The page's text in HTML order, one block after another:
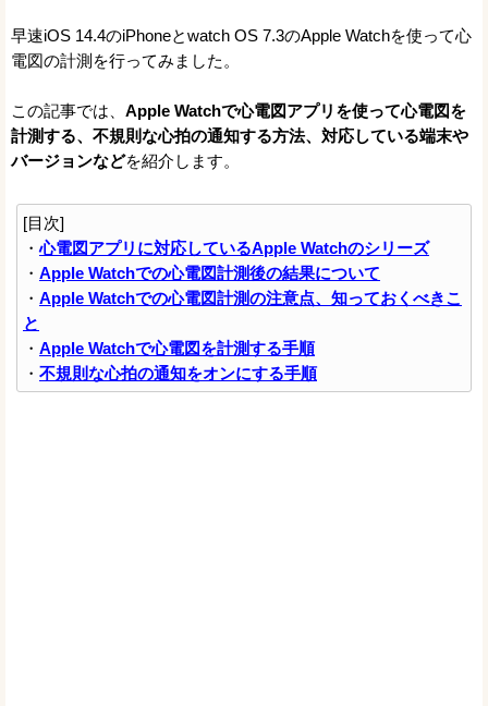
早速iOS 14.4のiPhoneとwatch OS 7.3のApple Watchを使って心
電図の計測を行ってみました。
この記事では、 Apple Watchで心電図アプリを使って心電図を
計測する、不規則な心拍の通知する方法、対応している端末や
バージョンなどを紹介します。
[目次]
・心電図アプリに対応しているApple Watchのシリーズ
・ Apple Watchでの心電図計測後の結果について
・ Apple Watchでの心電図計測の注意点、知っておくべきこ
と
・ Apple Watchで心電図を計測する手順
・ 不規則な心拍の通知をオンにする手順